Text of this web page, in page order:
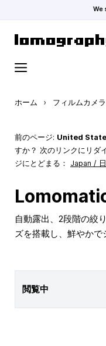
We
ホーム › フィルムカメラ
前のページ: United
すか？ 次のリンクにリダ
ジにとどまる： Japan /
自動露出、2段階の絞
ズを搭載し、鮮やかで
閲覧中